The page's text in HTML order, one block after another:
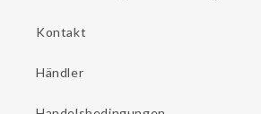
Kontakt
Händler